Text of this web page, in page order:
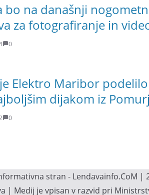
bo na današnji
za fotografiranje in
0
Elektro Maribor
dijakom iz
0
stran - Lendavainfo.CoM |
| Medij je vpisan v razvid pri